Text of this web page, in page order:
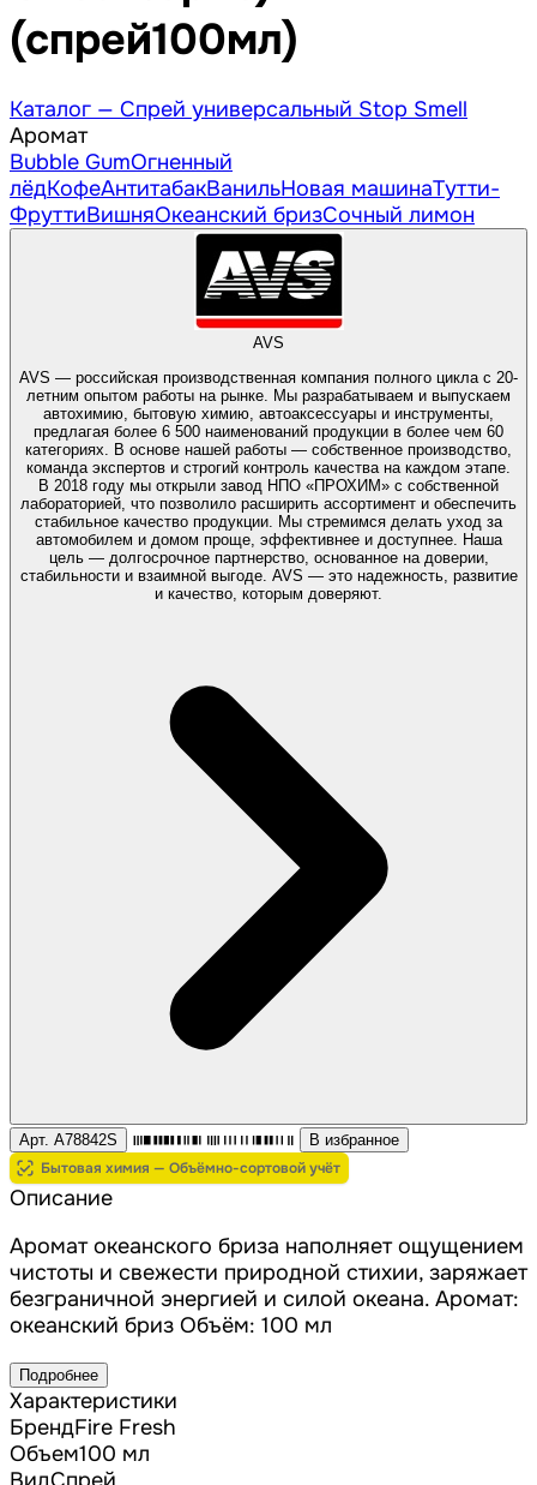
(спрей100мл)
Каталог — Спрей универсальный Stop Smell
Аромат
Bubble GumОгненный
лёдКофеАнтитабакВанильНовая машинаТутти-
ФруттиВишняОкеанский бризСочный лимон
AVS
AVS — российская производственная компания полного цикла с 20-
летним опытом работы на рынке. Мы разрабатываем и выпускаем
автохимию, бытовую химию, автоаксессуары и инструменты,
предлагая более 6 500 наименований продукции в более чем 60
категориях. В основе нашей работы — собственное производство,
команда экспертов и строгий контроль качества на каждом этапе.
В 2018 году мы открыли завод НПО «ПРОХИМ» с собственной
лабораторией, что позволило расширить ассортимент и обеспечить
стабильное качество продукции. Мы стремимся делать уход за
автомобилем и домом проще, эффективнее и доступнее. Наша
цель — долгосрочное партнерство, основанное на доверии,
стабильности и взаимной выгоде. AVS — это надежность, развитие
и качество, которым доверяют.
Арт. A78842S В избранное
Бытовая химия — Объёмно-сортовой учёт
Описание
Аромат океанского бриза наполняет ощущением
чистоты и свежести природной стихии, заряжает
безграничной энергией и силой океана. Аромат:
океанский бриз Объём: 100 мл
Подробнее
Характеристики
БрендFire Fresh
Объем100 мл